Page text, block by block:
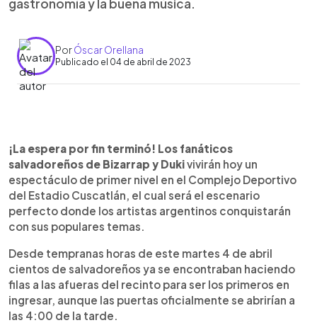
gastronomía y la buena música.
PorÓscar Orellana
Publicado el 04 de abril de 2023
Escuchar artículo
¡La espera por fin terminó! Los fanáticos
salvadoreños de Bizarrap y Dukivivirán hoy un
espectáculo de primer nivel en el Complejo Deportivo
del Estadio Cuscatlán, el cual será el escenario
perfecto donde los artistas argentinos conquistarán
con sus populares temas.
Desde tempranas horas de este martes 4 de abril
cientos de salvadoreños ya se encontraban haciendo
filas a las afueras del recinto para ser los primeros en
ingresar, aunque las puertas oficialmente se abrirían a
las 4:00 de la tarde.